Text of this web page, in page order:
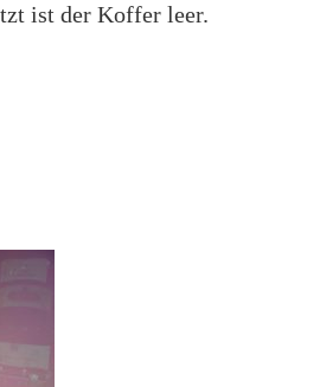
ist der Koffer leer.